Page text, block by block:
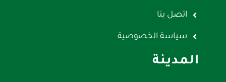
اتصل بنا
سياسة الخصوصية
المدينة